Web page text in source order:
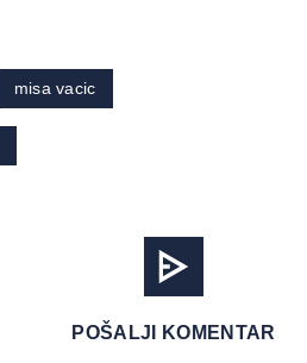
misa vacic
POŠALJI KOMENTAR